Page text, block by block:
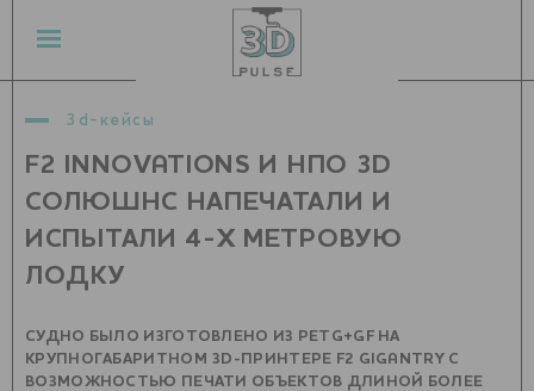
3d-кейсы
F2 INNOVATIONS И НПО 3D
СОЛЮШНС НАПЕЧАТАЛИ И
ИСПЫТАЛИ 4-Х МЕТРОВУЮ
ЛОДКУ
СУДНО БЫЛО ИЗГОТОВЛЕНО ИЗ PETG+GF НА
КРУПНОГАБАРИТНОМ 3D-ПРИНТЕРЕ F2 GIGANTRY С
ВОЗМОЖНОСТЬЮ ПЕЧАТИ ОБЪЕКТОВ ДЛИНОЙ БОЛЕЕ